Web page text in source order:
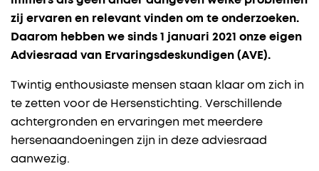
zij ervaren en relevant vinden om te onderzoeken.
Daarom hebben we sinds 1 januari 2021 onze eigen
Adviesraad van Ervaringsdeskundigen (AVE).
Twintig enthousiaste mensen staan klaar om zich in
te zetten voor de Hersenstichting. Verschillende
achtergronden en ervaringen met meerdere
hersenaandoeningen zijn in deze adviesraad
aanwezig.